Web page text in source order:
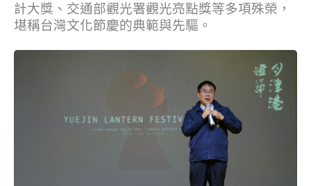
計大獎、交通部觀光署觀光亮點獎等多項殊榮，
堪稱台灣文化節慶的典範與先驅。